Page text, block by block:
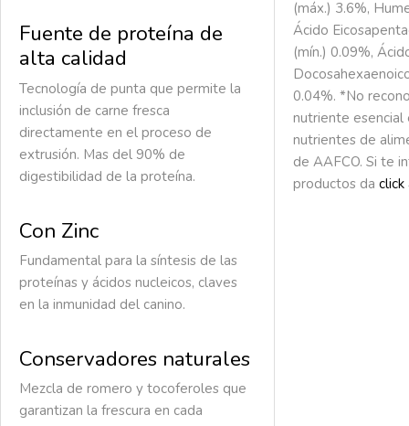
Fuente de proteína de
alta calidad
Tecnología de punta que permite la
inclusión de carne fresca
directamente en el proceso de
extrusión. Mas del 90% de
digestibilidad de la proteína.
Con Zinc
Fundamental para la síntesis de las
proteínas y ácidos nucleicos, claves
en la inmunidad del canino.
Conservadores naturales
Mezcla de romero y tocoferoles que
garantizan la frescura en cada
(máx.) 3.6%,
Ácido
(mín.) 0.09%,
0.04%. *No
nutriente
nutrientes de
de AAFCO. Si te
productos da click